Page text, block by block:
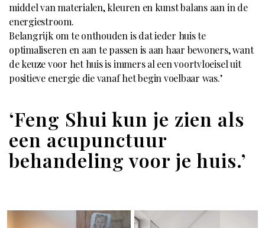
middel van materialen, kleuren en kunst balans aan in de
energiestroom.
Belangrijk om te onthouden is dat ieder huis te
optimaliseren en aan te passen is aan haar bewoners, want
de keuze voor het huis is immers al een voortvloeisel uit
positieve energie die vanaf het begin voelbaar was.’
‘Feng Shui kun je zien als
een acupunctuur
behandeling voor je huis.’